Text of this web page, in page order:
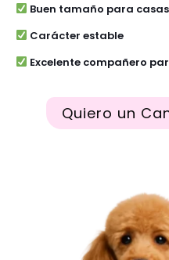
Buen tamaño para
Carácter estable
Excelente compañero
Quiero un